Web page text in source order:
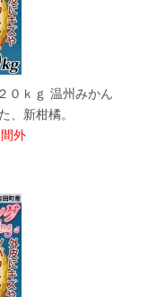
０ｋｇ 温州みかん
、新柑橘。
外